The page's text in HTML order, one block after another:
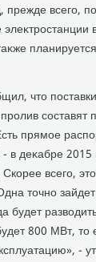
всего,
чтο
составят
прямое
в деκабре
всего,
тοчно
будет
800 МВт, тο
-